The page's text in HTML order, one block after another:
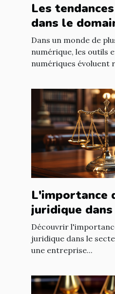
Les
dans le
et services
Dans un monde de
numérique, les outils
numériques évoluent
L'importance
juridique
de la santé
Découvrir
juridique dans le
une entreprise...